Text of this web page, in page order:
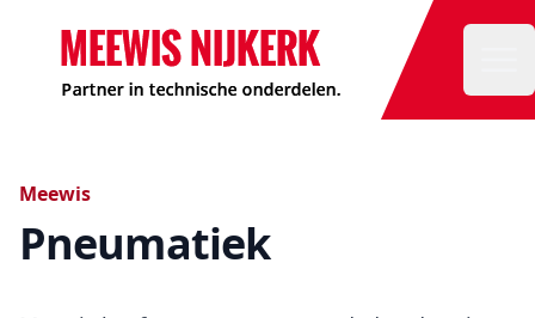
Meewis
Pneumatiek